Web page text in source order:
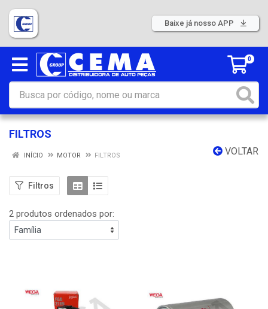
Baixe já nosso APP
0
FILTROS
VOLTAR
INÍCIO MOTOR FILTROS
Filtros
2 produtos ordenados por: